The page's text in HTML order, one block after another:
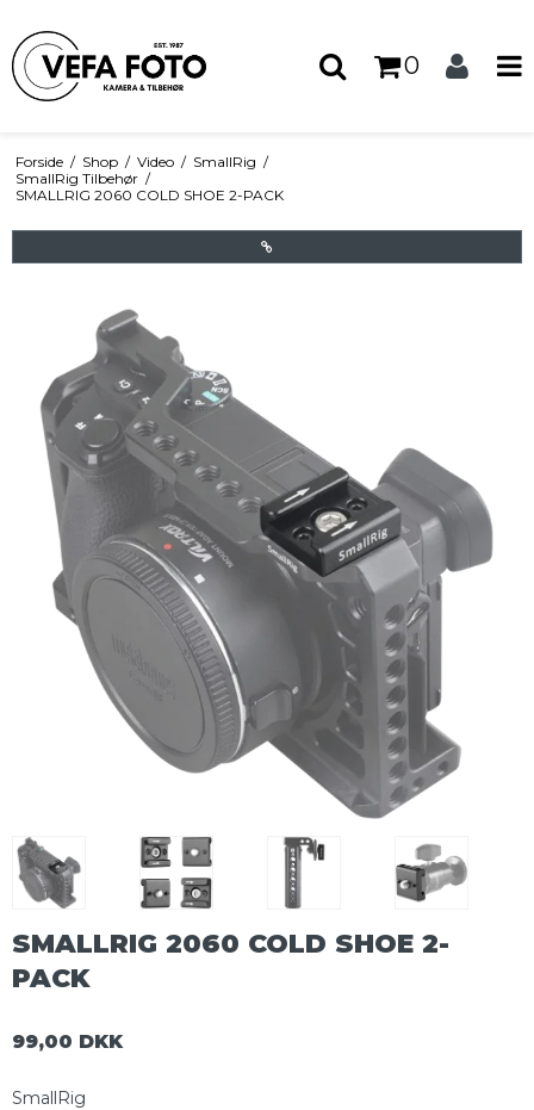
0
Forside / Shop / Video / SmallRig /
SmallRig Tilbehør /
SMALLRIG 2060 COLD SHOE 2-PACK
SMALLRIG 2060 COLD SHOE 2-
PACK
99,00 DKK
SmallRig